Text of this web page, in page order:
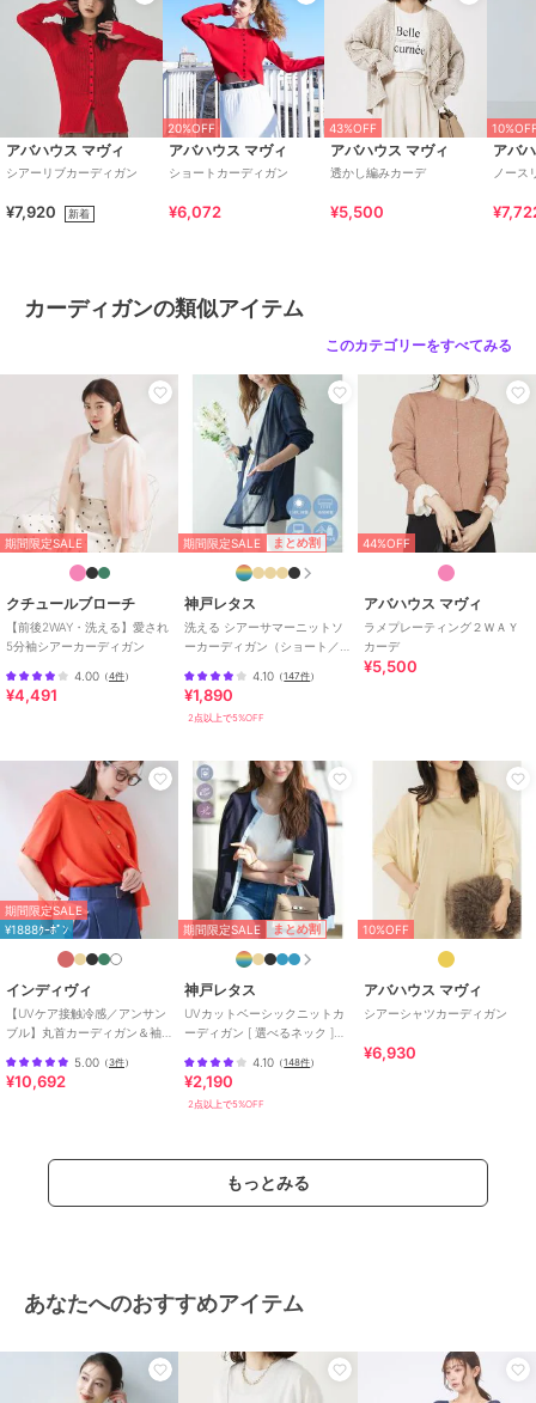
アバハウス マヴィ
シアーリブカーディガン
¥7,920 新着
20%OFF
アバハウス マヴィ
ショートカーディガン
¥6,072
43%OFF
アバハウス マヴィ
透かし編みカーデ
¥5,500
アバ
ノース
カーディガンの類似アイテム
このカテゴリーをすべてみる
期間限定SALE
クチュールブローチ
【前後2WAY・洗える】愛され
5分袖シアーカーディガン
4.00 （4件）
¥4,491
期間限定SALE まとめ割
神戸レタス
洗える シアーサマーニットソ
ーカーディガン（ショート／
[C3703]
4.10 （147件）
¥1,890
2点以上で5%OFF
44%OFF
アバハウス マヴィ
ラメプレーティング２ＷＡＹ
カーデ
¥5,500
期間限定SALE
¥1888ｸｰﾎﾟﾝ
インディヴィ
【UVケア接触冷感／アンサン
ブル】丸首カーディガン＆袖
5.00 （3件）
¥10,692
期間限定SALE まとめ割
神戸レタス
UVカットベーシックニットカ
ーディガン [ 選べるネック ]
4.10 （148件）
¥2,190
2点以上で5%OFF
10%OFF
アバハウス マヴィ
シアーシャツカーディガン
¥6,930
もっとみる
あなたへのおすすめアイテム